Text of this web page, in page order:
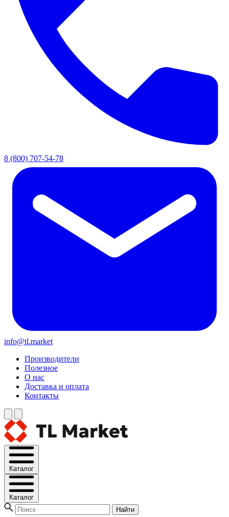
8 (800) 707-54-78
info@tl.market
Производители
Полезное
О нас
Доставка и оплата
Контакты
Каталог
Каталог
Найти